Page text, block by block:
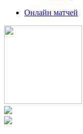
Онлайн матчей